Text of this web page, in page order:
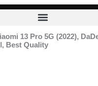
13 Pro 5G (2022),
Best Quality